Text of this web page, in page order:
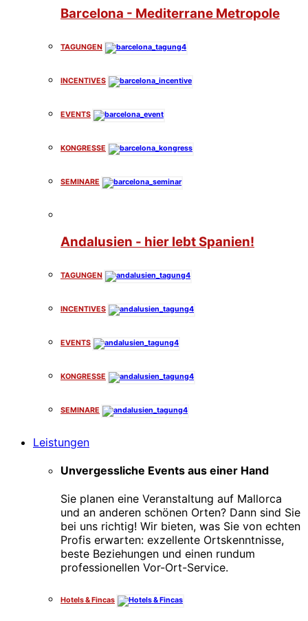
Barcelona - Mediterrane Metropole
TAGUNGEN
INCENTIVES
EVENTS
KONGRESSE
SEMINARE
Andalusien - hier lebt Spanien!
TAGUNGEN
INCENTIVES
EVENTS
KONGRESSE
SEMINARE
Leistungen
Unvergessliche Events aus einer Hand
Sie planen eine Veranstaltung auf Mallorca
und an anderen schönen Orten? Dann sind Sie
bei uns richtig! Wir bieten, was Sie von echten
Profis erwarten: exzellente Ortskenntnisse,
beste Beziehungen und einen rundum
professionellen Vor-Ort-Service.
Hotels & Fincas